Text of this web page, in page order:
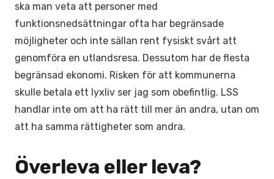
ska man veta att personer med
funktionsnedsättningar ofta har begränsade
möjligheter och inte sällan rent fysiskt svårt att
genomföra en utlandsresa. Dessutom har de flesta
begränsad ekonomi. Risken för att kommunerna
skulle betala ett lyxliv ser jag som obefintlig. LSS
handlar inte om att ha rätt till mer än andra, utan om
att ha samma rättigheter som andra.
Överleva eller leva?